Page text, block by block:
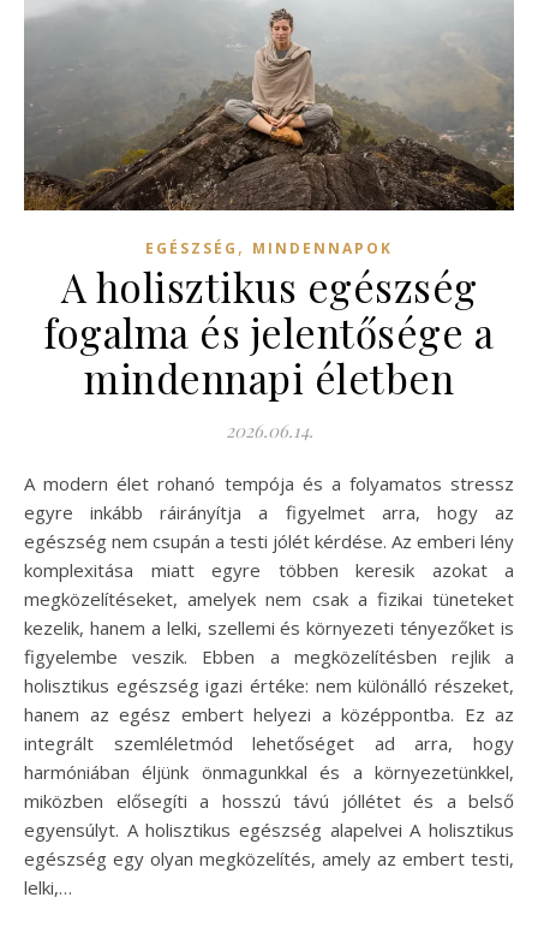
EGÉSZSÉG , MINDENNAPOK
A holisztikus egészség
fogalma és jelentősége a
mindennapi életben
2026.06.14.
A modern élet rohanó tempója és a folyamatos stressz
egyre inkább ráirányítja a figyelmet arra, hogy az
egészség nem csupán a testi jólét kérdése. Az emberi lény
komplexitása miatt egyre többen keresik azokat a
megközelítéseket, amelyek nem csak a fizikai tüneteket
kezelik, hanem a lelki, szellemi és környezeti tényezőket is
figyelembe veszik. Ebben a megközelítésben rejlik a
holisztikus egészség igazi értéke: nem különálló részeket,
hanem az egész embert helyezi a középpontba. Ez az
integrált szemléletmód lehetőséget ad arra, hogy
harmóniában éljünk önmagunkkal és a környezetünkkel,
miközben elősegíti a hosszú távú jóllétet és a belső
egyensúlyt. A holisztikus egészség alapelvei A holisztikus
egészség egy olyan megközelítés, amely az embert testi,
lelki,…